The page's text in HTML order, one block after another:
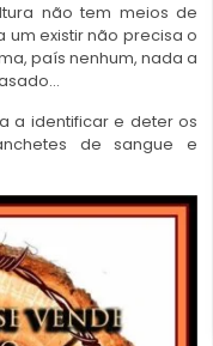
não tem meios de
existir não precisa o
país nenhum, nada a
a identificar e deter os
de sangue e